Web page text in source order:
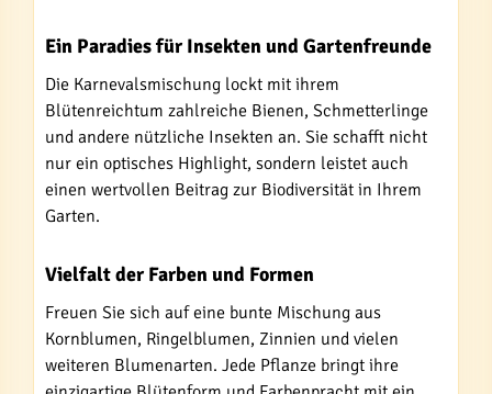
Ein Paradies für Insekten und Gartenfreunde
Die Karnevalsmischung lockt mit ihrem
Blütenreichtum zahlreiche Bienen, Schmetterlinge
und andere nützliche Insekten an. Sie schafft nicht
nur ein optisches Highlight, sondern leistet auch
einen wertvollen Beitrag zur Biodiversität in Ihrem
Garten.
Vielfalt der Farben und Formen
Freuen Sie sich auf eine bunte Mischung aus
Kornblumen, Ringelblumen, Zinnien und vielen
weiteren Blumenarten. Jede Pflanze bringt ihre